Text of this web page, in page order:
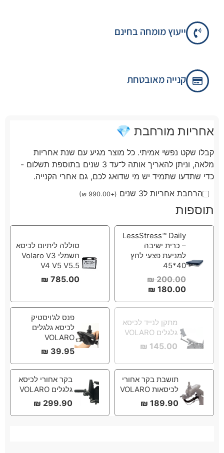
ייעוץ מומחה בחינם
קנייה מאובטחת
אחריות מורחבת 💎
קבלו שקט נפשי אמיתי. כל מוצר מגיע עם שנת אחריות
מלאה, וניתן להאריך אותה ל־עד 3 שנים בתוספת תשלום -
כדי שתדעו שתמיד יש מי שדואג לכם, גם אחרי הקנייה.
הרחבת אחריות ל3 שנים
(
+
990.00
₪
)
תוספות
LessStress™ Daily
– כרית ישיבה
למניעת פצעי לחץ
40*45
200.00
₪
180.00
₪
סוללה ליתיום לכיסא
חשמלי Volaro V3
V4 V5 V5.5
785.00
₪
מתקן לנייד לכיסא
גלגלים VOLARO
145.00
₪
פנס לג'ויסטיק
לכיסא גלגלים
VOLARO
39.95
₪
תושבת בקר אחורי
לכיסאות VOLARO
189.90
₪
בקר אחורי לכיסא
גלגלים VOLARO
299.90
₪